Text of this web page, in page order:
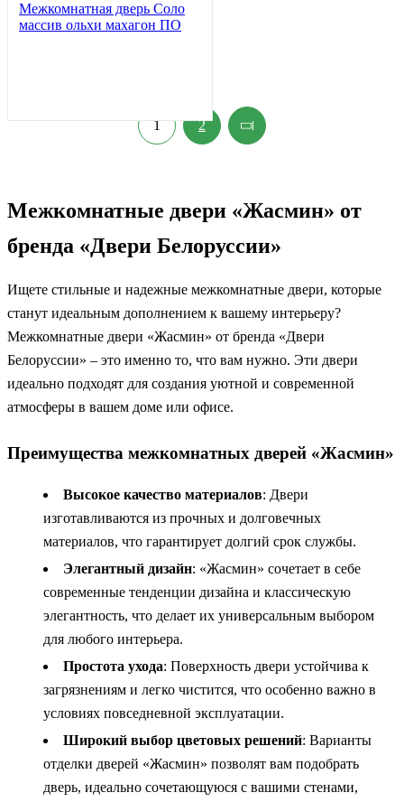
Межкомнатная дверь Соло
массив ольхи махагон ПО
1 2
Межкомнатные двери «Жасмин» от
бренда «Двери Белоруссии»
Ищете стильные и надежные межкомнатные двери, которые
станут идеальным дополнением к вашему интерьеру?
Межкомнатные двери «Жасмин» от бренда «Двери
Белоруссии» – это именно то, что вам нужно. Эти двери
идеально подходят для создания уютной и современной
атмосферы в вашем доме или офисе.
Преимущества межкомнатных дверей «Жасмин»
Высокое качество материалов: Двери
изготавливаются из прочных и долговечных
материалов, что гарантирует долгий срок службы.
Элегантный дизайн: «Жасмин» сочетает в себе
современные тенденции дизайна и классическую
элегантность, что делает их универсальным выбором
для любого интерьера.
Простота ухода: Поверхность двери устойчива к
загрязнениям и легко чистится, что особенно важно в
условиях повседневной эксплуатации.
Широкий выбор цветовых решений: Варианты
отделки дверей «Жасмин» позволят вам подобрать
дверь, идеально сочетающуюся с вашими стенами,